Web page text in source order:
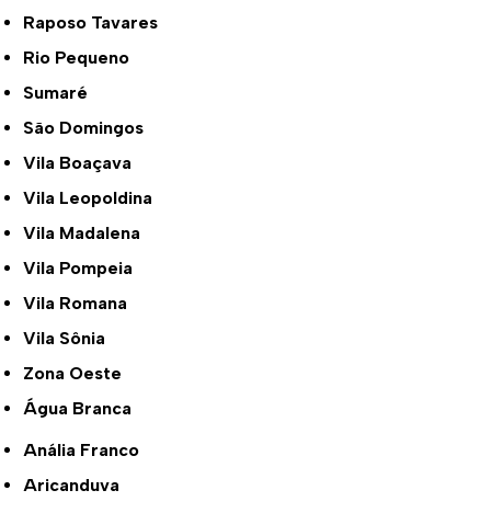
Raposo Tavares
Rio Pequeno
Sumaré
São Domingos
Vila Boaçava
Vila Leopoldina
Vila Madalena
Vila Pompeia
Vila Romana
Vila Sônia
Zona Oeste
Água Branca
Anália Franco
Aricanduva